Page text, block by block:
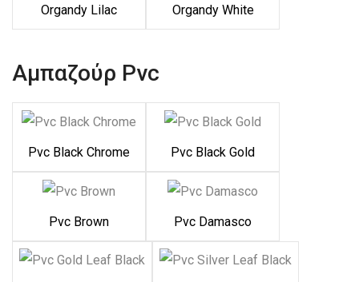
Organdy Lilac Organdy White
Αμπαζούρ Pvc
Pvc Black Chrome Pvc Black Gold
Pvc Brown Pvc Damasco